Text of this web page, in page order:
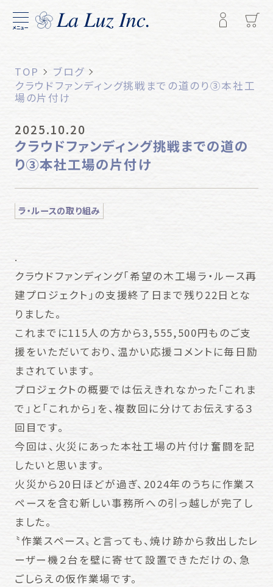
メニュー
TOP
ブログ
クラウドファンディング挑戦までの道のり③本社工
場の片付け
2025.10.20
クラウドファンディング挑戦までの道の
り③本社工場の片付け
ラ・ルースの取り組み
.
クラウドファンディング「希望の木工場ラ・ルース再
建プロジェクト」の支援終了日まで残り22日とな
りました。
これまでに115人の方から3,555,500円ものご支
援をいただいており、温かい応援コメントに毎日励
まされています。
プロジェクトの概要では伝えきれなかった「これま
で」と「これから」を、複数回に分けてお伝えする３
回目です。
今回は、火災にあった本社工場の片付け奮闘を記
したいと思います。
火災から20日ほどが過ぎ、2024年のうちに作業ス
ペースを含む新しい事務所への引っ越しが完了し
ました。
〝作業スペース〟と言っても、焼け跡から救出したレ
ーザー機２台を壁に寄せて設置できただけの、急
ごしらえの仮作業場です。